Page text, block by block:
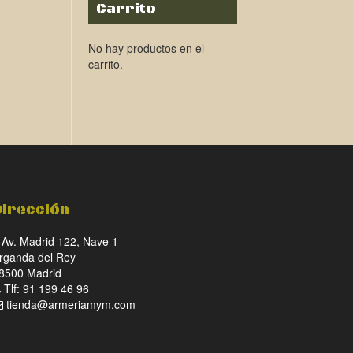
Carrito
No hay productos en el
carrito.
Madrid 122, Nave 1
del Rey
Madrid
Tlf: 91 199 46 96
tienda@armeriamym.com